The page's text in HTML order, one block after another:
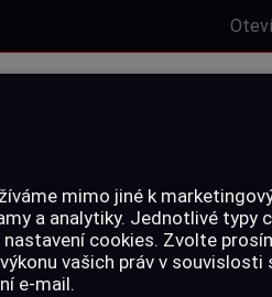
mimo jiné k
a analytiky. Jednotlivé typy
cookies. Zvolte
vašich práv v
e-mail.
PŘÍSLUŠENSTVÍ